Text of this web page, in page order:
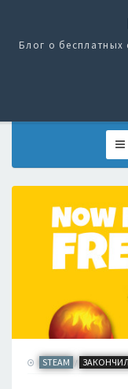
Блог о бесплатных
STEAM /